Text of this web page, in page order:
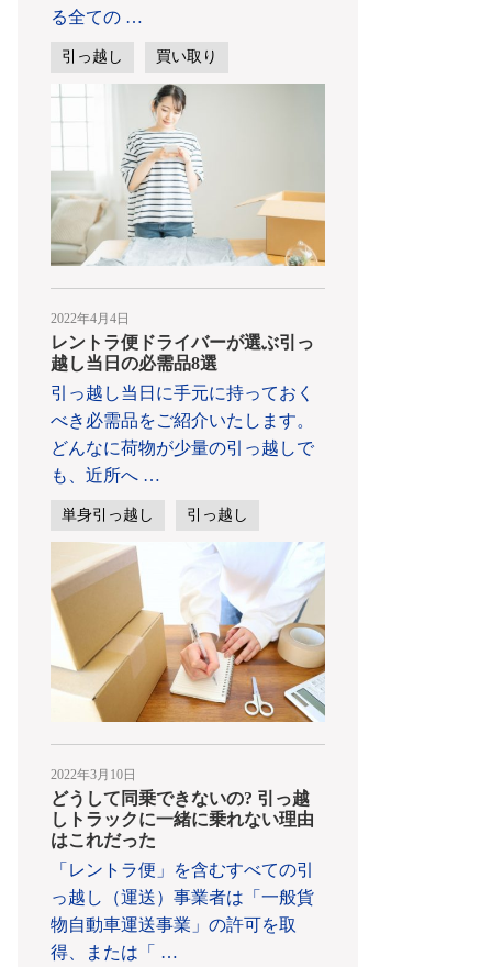
る全ての …
引っ越し 買い取り
2022年4月4日
レントラ便ドライバーが選ぶ引っ
越し当日の必需品8選
引っ越し当日に手元に持っておく
べき必需品をご紹介いたします。
どんなに荷物が少量の引っ越しで
も、近所へ …
単身引っ越し 引っ越し
2022年3月10日
どうして同乗できないの? 引っ越
しトラックに一緒に乗れない理由
はこれだった
「レントラ便」を含むすべての引
っ越し（運送）事業者は「一般貨
物自動車運送事業」の許可を取
得、または「 …